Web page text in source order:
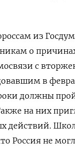
из
о
с
в
должны
на них
действий.
Россия не